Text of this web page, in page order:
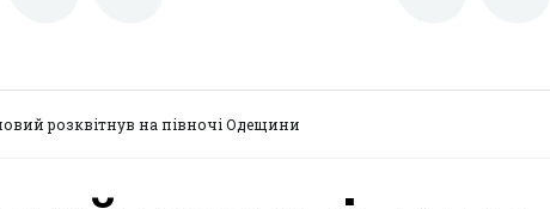
розквітнув на півночі Одещини